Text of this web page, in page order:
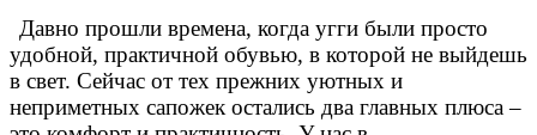
Давно прошли времена, когда угги были просто
удобной, практичной обувью, в которой не выйдешь
в свет. Сейчас от тех прежних уютных и
неприметных сапожек остались два главных плюса –